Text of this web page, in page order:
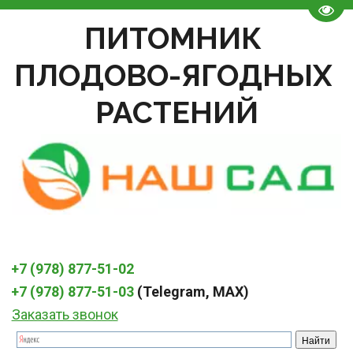
ПИТОМНИК
ПЛОДОВО-ЯГОДНЫХ
РАСТЕНИЙ
+7 (978) 877-51-02
+7 (978) 877-51-03 (Telegram, MAX)
Заказать звонок